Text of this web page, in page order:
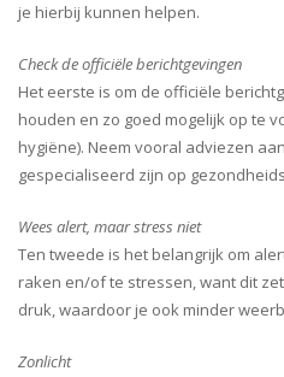
je hierbij kunnen helpen.
Check de officiële berichtgevingen
Het eerste is om de officiële
houden en zo goed mogelijk op te
hygiëne). Neem vooral adviezen
gespecialiseerd zijn op
Wees alert, maar stress niet
Ten tweede is het belangrijk om
raken en/of te stressen, want dit
druk, waardoor je ook minder
Zonlicht